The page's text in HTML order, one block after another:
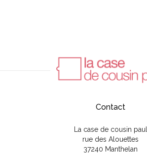
Contact
La case de cousin paul
rue des Alouettes
37240 Manthelan